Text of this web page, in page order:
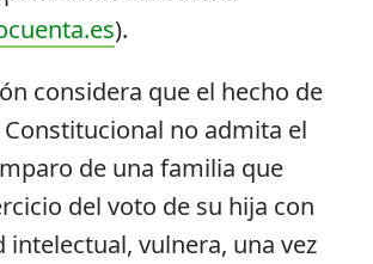
).
considera que el hecho de
no admita el
de una familia que
del voto de su hija con
intelectual, vulnera, una vez